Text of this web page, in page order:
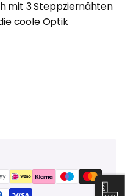
mit 3 Steppziernähten
coole Optik